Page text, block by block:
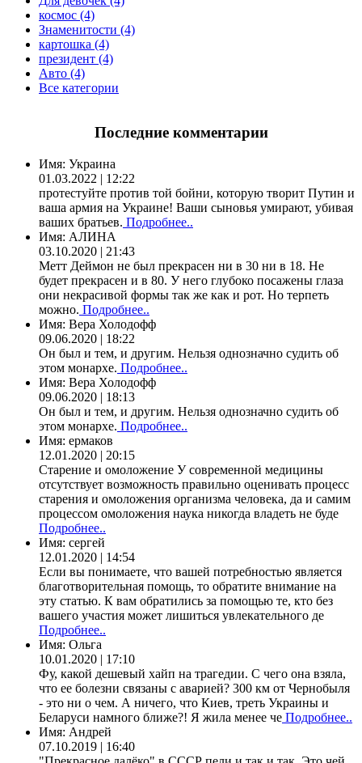
космос (4)
Знаменитости (4)
картошка (4)
президент (4)
Авто (4)
Все категории
Последние комментарии
Имя: Украина
01.03.2022 | 12:22
протестуйте против той бойни, которую творит Путин и
ваша армия на Украине! Ваши сыновья умирают, убивая
ваших братьев. Подробнее..
Имя: АЛИНА
03.10.2020 | 21:43
Метт Деймон не был прекрасен ни в 30 ни в 18. Не
будет прекрасен и в 80. У него глубоко посажены глаза
они некрасивой формы так же как и рот. Но терпеть
можно. Подробнее..
Имя: Вера Холодофф
09.06.2020 | 18:22
Он был и тем, и другим. Нельзя однозначно судить об
этом монархе. Подробнее..
Имя: Вера Холодофф
09.06.2020 | 18:13
Он был и тем, и другим. Нельзя однозначно судить об
этом монархе. Подробнее..
Имя: ермаков
12.01.2020 | 20:15
Старение и омоложение У современной медицины
отсутствует возможность правильно оценивать процесс
старения и омоложения организма человека, да и самим
процессом омоложения наука никогда владеть не буде
Подробнее..
Имя: сергей
12.01.2020 | 14:54
Если вы понимаете, что вашей потребностью является
благотворительная помощь, то обратите внимание на
эту статью. К вам обратились за помощью те, кто без
вашего участия может лишиться увлекательного де
Подробнее..
Имя: Ольга
10.01.2020 | 17:10
Фу, какой дешевый хайп на трагедии. С чего она взяла,
что ее болезни связаны с аварией? 300 км от Чернобыля
- это ни о чем. А ничего, что Киев, треть Украины и
Беларуси намного ближе?! Я жила менее че Подробнее..
Имя: Андрей
07.10.2019 | 16:40